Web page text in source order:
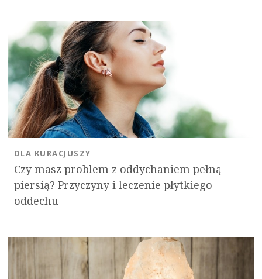
Czy masz problem z oddychaniem pełną
piersią? Przyczyny i leczenie płytkiego
oddechu
DLA KURACJUSZY